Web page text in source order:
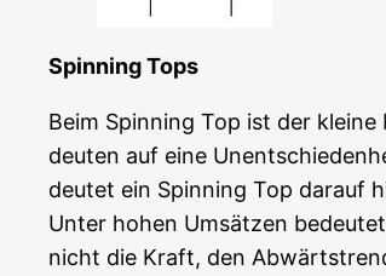
Spin­ning Tops
Beim Spin­ning Top ist der
deu­ten auf eine
deu­tet ein Spin­ning Top dar­auf
Unter hohen Umsät­zen
nicht die Kraft, den